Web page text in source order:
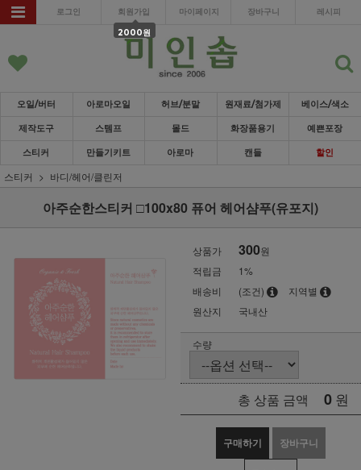
로그인 회원가입
2000원
마이페이지 장바구니 레시피
오일/버터 아로마오일 허브/분말 원재료/첨가제 베이스/색소
제작도구 스템프 몰드 화장품용기 예쁜포장
스티커 만들기키트 아로마 캔들 할인
스티커 바디/헤어/클린저
아주순한스티커 □100x80 퓨어 헤어샴푸(유포지)
상품가 300원
적립금
1%
배송비
(조건)
지역별
원산지
국내산
수량
총 상품 금액 0 원
구매하기 장바구니